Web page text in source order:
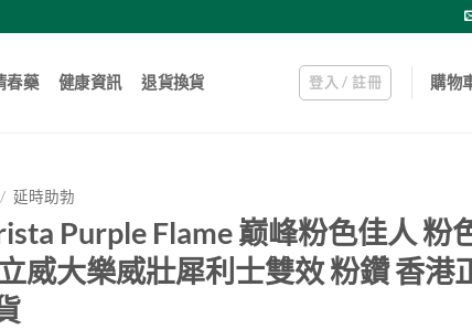
春藥 健康資訊 退貨換貨 登入 / 註冊 購物
/ 延時助勃
Purple Flame 巅峰粉色佳人 粉
威大樂威壯犀利士雙效 粉鑽 香港